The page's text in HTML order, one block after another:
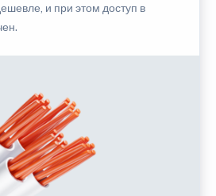
и при этом доступ в